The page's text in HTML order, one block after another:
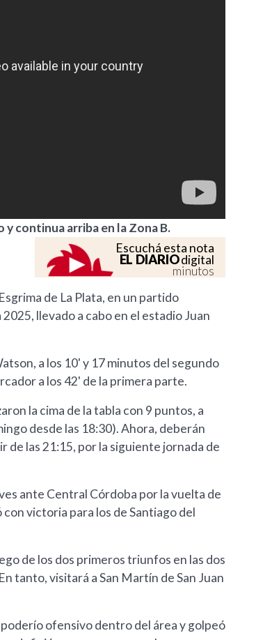
continua arriba en la Zona B.
Escuchá esta nota
EL DIARIOdigital
minutos
de La Plata, en un partido
llevado a cabo en el estadio Juan
a los 10' y 17 minutos del segundo
a los 42' de la primera parte.
la cima de la tabla con 9 puntos, a
desde las 18:30). Ahora, deberán
de las 21:15, por la siguiente jornada de
ante Central Córdoba por la vuelta de
victoria para los de Santiago del
de los dos primeros triunfos en las dos
tanto, visitará a San Martín de San Juan
ofensivo dentro del área y golpeó